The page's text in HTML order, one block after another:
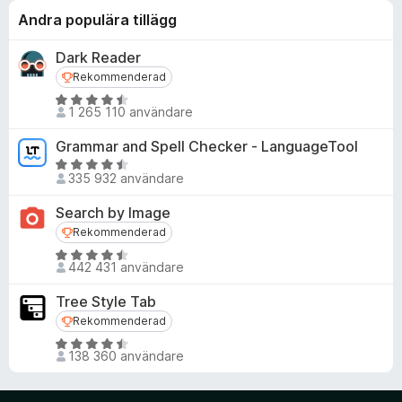
Andra populära tillägg
Dark Reader
Rekommenderad
Rekommenderad
B
e
t
y
g
a
t
t
4
5
a
v
5
1 265 110 användare
Grammar and Spell Checker - LanguageTool
B
e
t
y
g
s
t
t
4
,
a
335 932 användare
Search by Image
Rekommenderad
Rekommenderad
B
e
t
y
g
s
t
442 431 användare
Tree Style Tab
Rekommenderad
Rekommenderad
B
e
138 360 användare